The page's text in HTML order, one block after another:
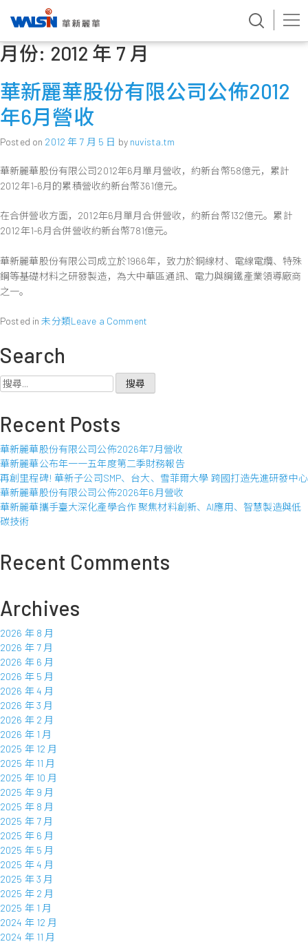
Skip
to月份: 2012 年 7 月
華新麗華股份有限公司公佈2012
年6月營收
Posted on 2012 年 7 月 5 日 by nuvista.tm
華新麗華股份有限公司2012年6月單月營收，約新台幣58億元，累計
2012年1-6月的累積營收約新台幣361億元。
在合併營收方面，2012年6月單月合併營收，約新台幣132億元。累計
2012年1-6月合併營收約新台幣781億元。
華新麗華股份有限公司成立於1966年，致力於銅線材、電線電纜、特殊
鋼等基礎材料之研發製造，為大中華區通訊、電力與鋼鐵產業領導廠商
之一。
Posted in未分類Leave a Commenton
股
公
司
公
佈
2012
營
Search
搜
鍵
Recent Posts
華新麗華股份有限公司公佈2026年7月營收
華新麗華公布年一一五年度第二季財務報告
再創里程碑! 華新子公司SMP、台大、雪菲爾大學 跨國打造先進研發中心
華新麗華股份有限公司公佈2026年6月營收
華新麗華攜手臺大深化產學合作 聚焦材料創新、AI應用、智慧製造與低
碳技術
Recent Comments
Archives
2026 年 8 月
2026 年 7 月
2026 年 6 月
2026 年 5 月
2026 年 4 月
2026 年 3 月
2026 年 2 月
2026 年 1 月
2025 年 12 月
2025 年 11 月
2025 年 10 月
2025 年 9 月
2025 年 8 月
2025 年 7 月
2025 年 6 月
2025 年 5 月
2025 年 4 月
2025 年 3 月
2025 年 2 月
2025 年 1 月
2024 年 12 月
2024 年 11 月